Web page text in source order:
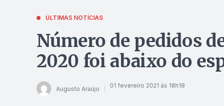
ÚLTIMAS NOTÍCIAS
Número de pedidos
2020 foi abaixo do
Augusto Araújo 01 fevereiro 2021 às 18h18